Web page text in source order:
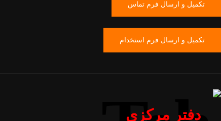
تکمیل و ارسال فرم تماس
تکمیل و ارسال فرم استخدام
دفتر مرکزی